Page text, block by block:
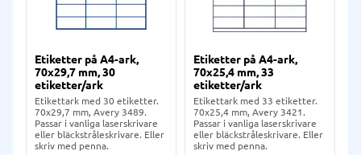
Etiketter på A4-ark,
70x29,7 mm, 30
etiketter/ark
Etikettark med 30 etiketter.
70x29,7 mm, Avery 3489.
Passar i vanliga laserskrivare
eller bläckstråleskrivare. Eller
skriv med penna.
Etiketter på A4-ark,
70x25,4 mm, 33
etiketter/ark
Etikettark med 33 etiketter.
70x25,4 mm, Avery 3421.
Passar i vanliga laserskrivare
eller bläckstråleskrivare. Eller
skriv med penna.